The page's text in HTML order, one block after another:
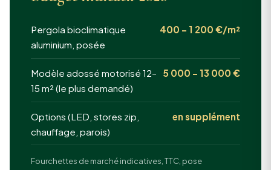
Pergola bioclimatique
aluminium, posée
400 – 1 200 €/m²
Modèle adossé motorisé 12–
15 m² (le plus demandé)
5 000 – 13 000 €
Options (LED, stores zip,
chauffage, parois)
en supplément
Fourchettes de marché indicatives, TTC, pose